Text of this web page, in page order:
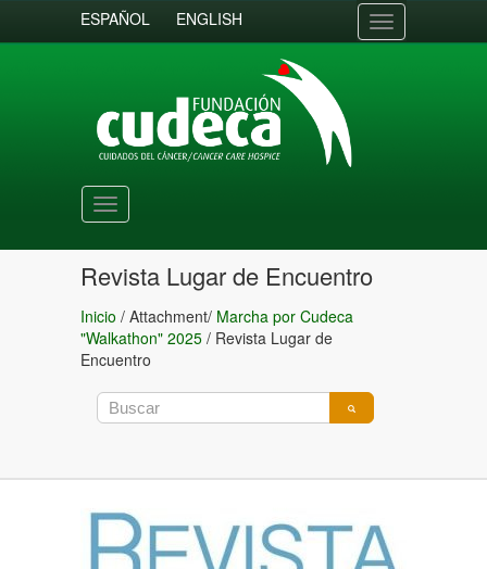
ESPAÑOL ENGLISH
Toggle
navigation
Toggle
navigation
Revista Lugar de Encuentro
Inicio / Attachment/ Marcha por Cudeca
"Walkathon" 2025 / Revista Lugar de
Encuentro